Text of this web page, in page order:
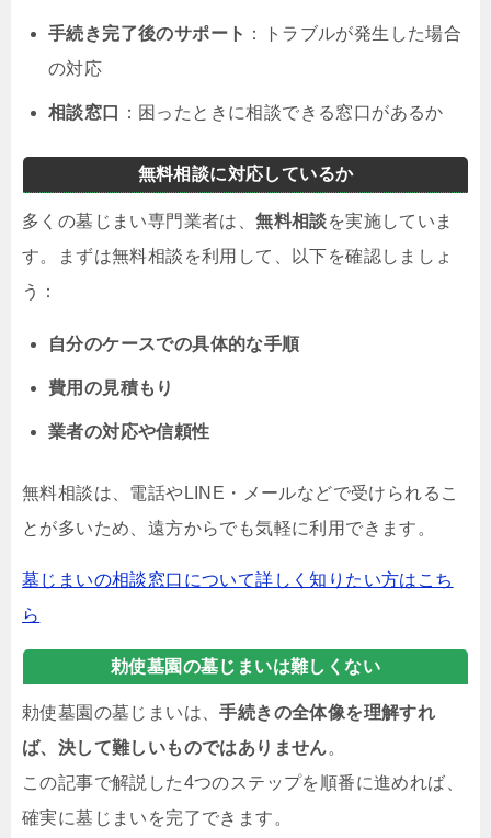
手続き完了後のサポート ：トラブルが発生した場合
の対応
相談窓口 ：困ったときに相談できる窓口があるか
無料相談に対応しているか
多くの墓じまい専門業者は、無料相談を実施していま
す。まずは無料相談を利用して、以下を確認しましょ
う：
自分のケースでの具体的な手順
費用の見積もり
業者の対応や信頼性
無料相談は、電話やLINE・メールなどで受けられるこ
とが多いため、遠方からでも気軽に利用できます。
墓じまいの相談窓口について詳しく知りたい方はこち
ら
勅使墓園の墓じまいは難しくない
勅使墓園の墓じまいは、手続きの全体像を理解すれ
ば、決して難しいものではありません。
この記事で解説した4つのステップを順番に進めれば、
確実に墓じまいを完了できます。